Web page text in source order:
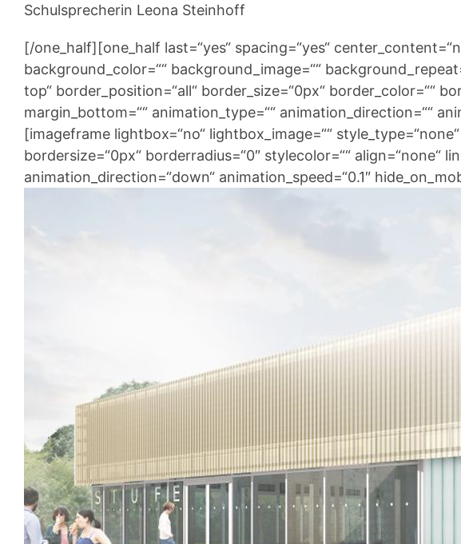
Schulsprecherin Leona Steinhoff
[/one_half][one_half last=“yes“ spacing=“yes“
background_color=““ background_image=““
top“ border_position=“all“ border_size=“0px“ border_color=““
margin_bottom=““ animation_type=““ animation_direction=““
[imageframe lightbox=“no“ lightbox_image=““
bordersize=“0px“ borderradius=“0″ stylecolor=““ align=“none“
animation_direction=“down“ animation_speed=“0.1″